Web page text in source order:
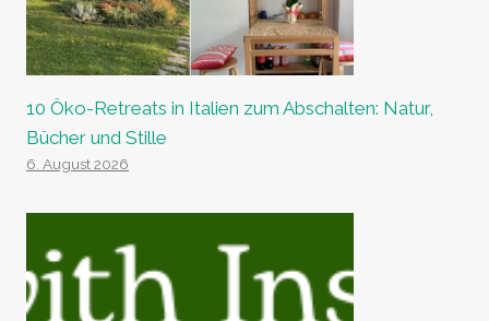
10 Öko-Retreats in Italien zum Abschalten: Natur,
Bücher und Stille
6. August 2026